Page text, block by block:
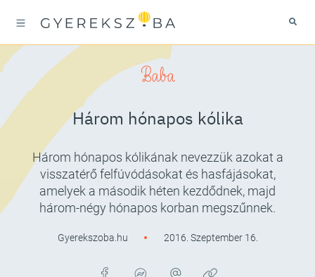
Baba
Három hónapos kólika
Három hónapos kólikának nevezzük azokat a
visszatérő felfúvódásokat és hasfájásokat,
amelyek a második héten kezdődnek, majd
három-négy hónapos korban megszűnnek.
Gyerekszoba.hu 2016. Szeptember 16.